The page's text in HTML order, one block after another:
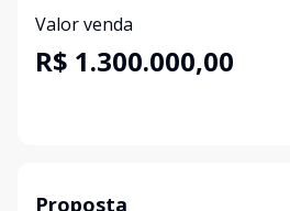
Valor venda
R$ 1.300.000,00
Proposta